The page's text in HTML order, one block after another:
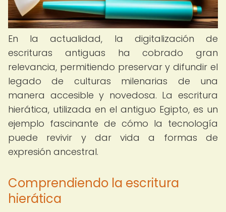
En la actualidad, la digitalización de
escrituras antiguas ha cobrado gran
relevancia, permitiendo preservar y difundir el
legado de culturas milenarias de una
manera accesible y novedosa. La escritura
hierática, utilizada en el antiguo Egipto, es un
ejemplo fascinante de cómo la tecnología
puede revivir y dar vida a formas de
expresión ancestral.
Comprendiendo la escritura
hierática